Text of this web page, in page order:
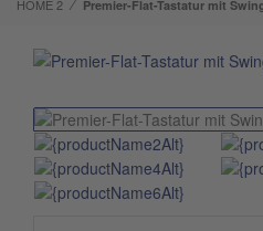
HOME 2 Premier-Flat-Tastatur mit